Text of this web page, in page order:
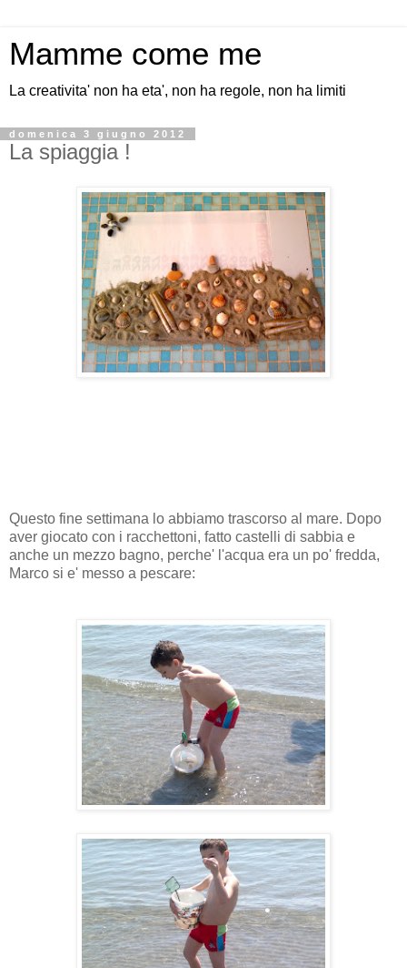
Mamme come me
La creativita' non ha eta', non ha regole, non ha limiti
domenica 3 giugno 2012
La spiaggia !
Questo fine settimana lo abbiamo trascorso al mare. Dopo
aver giocato con i racchettoni, fatto castelli di sabbia e
anche un mezzo bagno, perche' l'acqua era un po' fredda,
Marco si e' messo a pescare: